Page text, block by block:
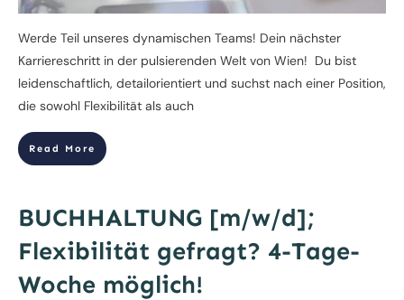
Werde Teil unseres dynamischen Teams! Dein nächster
Karriereschritt in der pulsierenden Welt von Wien! Du bist
leidenschaftlich, detailorientiert und suchst nach einer Position,
die sowohl Flexibilität als auch
Read More
BUCHHALTUNG [m/w/d];
Flexibilität gefragt? 4-Tage-
Woche möglich!